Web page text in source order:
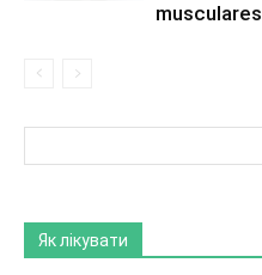
musculares
Як лікувати